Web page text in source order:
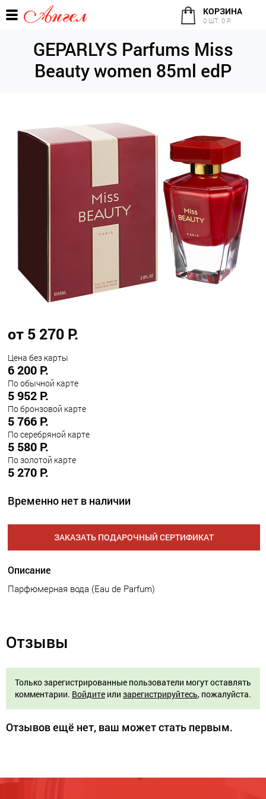
КОРЗИНА
0 ШТ. 0 Р.
GEPARLYS Parfums Miss
Beauty women 85ml edP
от 5 270 Р.
Цена без карты
6 200 Р.
По обычной карте
5 952 Р.
По бронзовой карте
5 766 Р.
По серебряной карте
5 580 Р.
По золотой карте
5 270 Р.
Временно нет в наличии
ЗАКАЗАТЬ ПОДАРОЧНЫЙ СЕРТИФИКАТ
Описание
Парфюмерная вода (Eau de Parfum)
Отзывы
Только зарегистрированные пользователи могут оставлять
комментарии. Войдите или зарегистрируйтесь, пожалуйста.
Отзывов ещё нет, ваш может стать первым.